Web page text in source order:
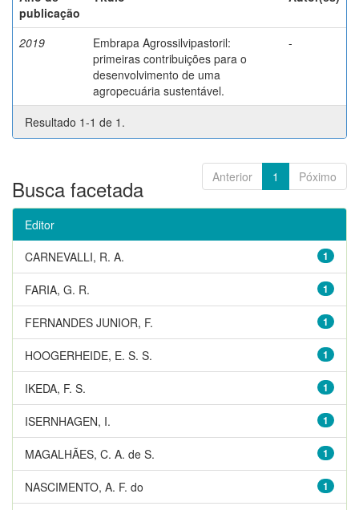
publicação
2019
Embrapa Agrossilvipastoril:
primeiras contribuições para o
desenvolvimento de uma
agropecuária sustentável.
-
Resultado 1-1 de 1.
Anterior 1 Póximo
Busca facetada
Editor
1
CARNEVALLI, R. A.
1
FARIA, G. R.
1
FERNANDES JUNIOR, F.
1
HOOGERHEIDE, E. S. S.
1
IKEDA, F. S.
1
ISERNHAGEN, I.
1
MAGALHÃES, C. A. de S.
1
NASCIMENTO, A. F. do